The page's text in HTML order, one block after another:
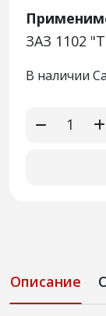
ЗАЗ 1102
В наличии
Описание